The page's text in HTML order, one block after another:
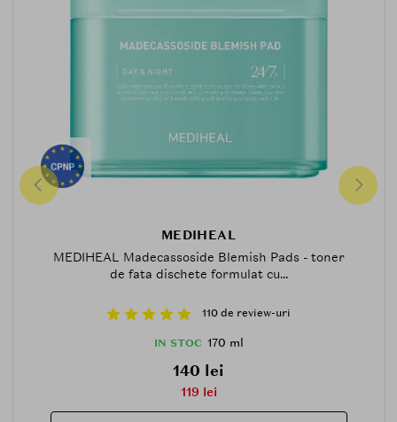
MEDIHEAL
MEDIHEAL Madecassoside Blemish Pads - toner
de fata dischete formulat cu...
110 de review-uri
IN STOC 170 ml
140 lei
119 lei